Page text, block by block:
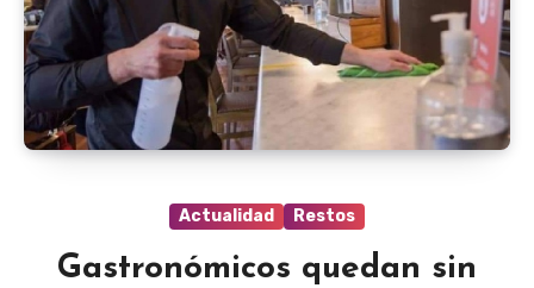
Actualidad Restos
Gastronómicos quedan sin